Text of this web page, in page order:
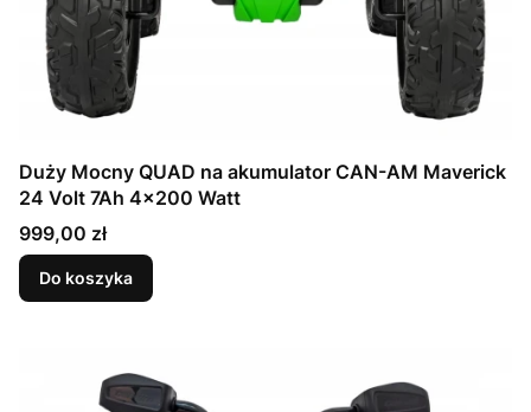
Duży Mocny QUAD na akumulator CAN-AM Maverick
24 Volt 7Ah 4x200 Watt
Cena
999,00 zł
Do koszyka